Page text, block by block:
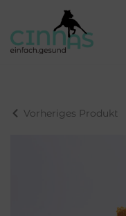
Zum
Inhalt
Vorheriges Produkt